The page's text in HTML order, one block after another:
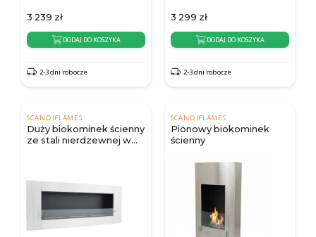
3 239 zł
DODAJ DO KOSZYKA
2-3 dni robocze
3 299 zł
DODAJ DO KOSZYKA
2-3 dni robocze
SCANDIFLAMES
Duży biokominek ścienny
ze stali nierdzewnej w
SCANDIFLAMES
Pionowy biokominek
ścienny